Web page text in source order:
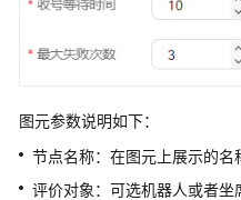
程
记
图元参数说明如下：
节点名称：在图元上展示的名
评价对象：可选机器人或者坐